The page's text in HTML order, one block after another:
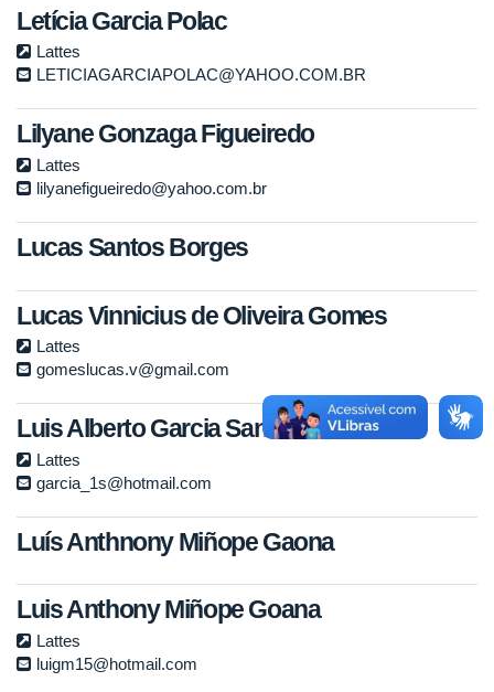
Letícia Garcia Polac
Lattes
LETICIAGARCIAPOLAC@YAHOO.COM.BR
Lilyane Gonzaga Figueiredo
Lattes
lilyanefigueiredo@yahoo.com.br
Lucas Santos Borges
Lucas Vinnicius de Oliveira Gomes
Lattes
gomeslucas.v@gmail.com
Luis Alberto Garcia Santisteban
Lattes
garcia_1s@hotmail.com
Luís Anthnony Miñope Gaona
Luis Anthony Miñope Goana
Lattes
luigm15@hotmail.com